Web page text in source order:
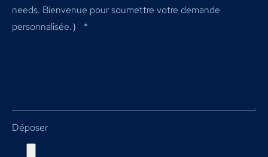
needs. Bienvenue pour soumettre votre demande
personnalisée.）
*
Déposer